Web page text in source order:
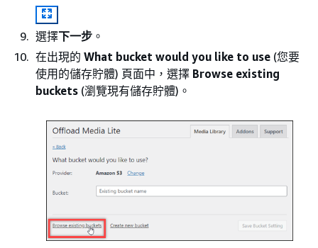
選擇下一步 。
在出現的 What bucket would you like to use (您要
使用的儲存貯體) 頁面中，選擇 Browse existing
buckets (瀏覽現有儲存貯體)。